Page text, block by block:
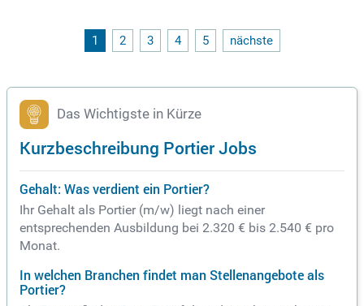
erheits- und Qualitätsstandards im Hotel. Während Ihrer Arb
eitszeiten von 22:00 bis 07:00 Uhr profitieren Sie von einer tr
1 2 3 4 5 nächste
Das Wichtigste in Kürze
Kurzbeschreibung Portier Jobs
Gehalt: Was verdient ein Portier?
Ihr Gehalt als Portier (m/w) liegt nach einer
entsprechenden Ausbildung bei 2.320 € bis 2.540 € pro
Monat.
In welchen Branchen findet man Stellenangebote als
Portier?